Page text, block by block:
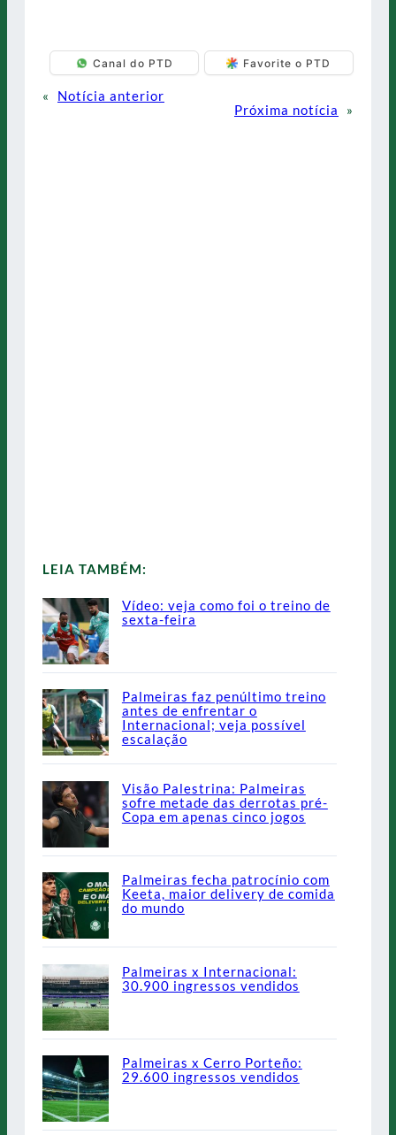
Canal do PTD Favorite o PTD
«
Notícia anterior
Próxima notícia
»
LEIA TAMBÉM:
Vídeo: veja como foi o treino de
sexta-feira
Palmeiras faz penúltimo treino
antes de enfrentar o
Internacional; veja possível
escalação
Visão Palestrina: Palmeiras
sofre metade das derrotas pré-
Copa em apenas cinco jogos
Palmeiras fecha patrocínio com
Keeta, maior delivery de comida
do mundo
Palmeiras x Internacional:
30.900 ingressos vendidos
Palmeiras x Cerro Porteño:
29.600 ingressos vendidos